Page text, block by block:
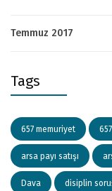
Temmuz 2017
Tags
657 memuriyet
arsa payı satışı
Dava disiplin